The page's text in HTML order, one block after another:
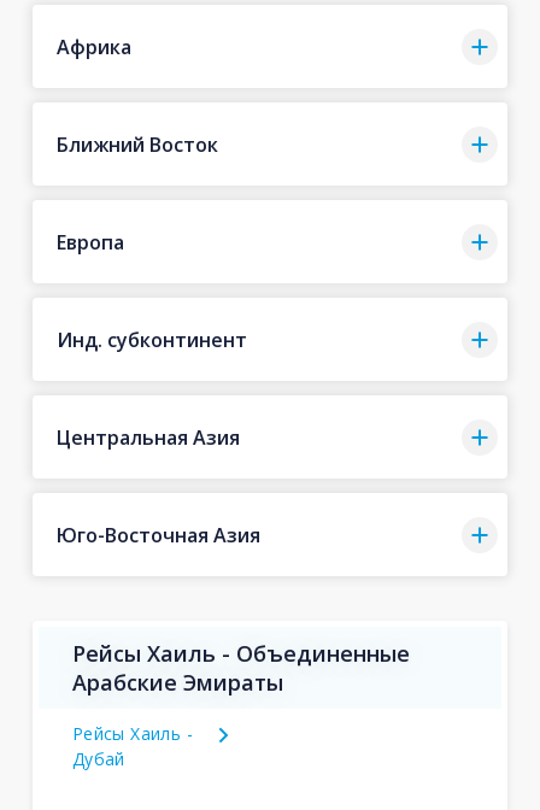
Африка
Ближний Восток
Европа
Инд. субконтинент
Центральная Азия
Юго-Восточная Азия
Рейсы Хаиль - Объединенные
Арабские Эмираты
Рейсы Хаиль -
Дубай